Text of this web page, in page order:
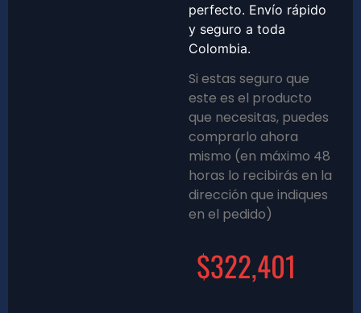
perfecto. Envío rápido
y seguro a toda
Colombia.
Si estas seguro que
este es el producto
que necesitas, puedes
comprarlo ahora
mismo (en máximo 48
horas lo recibirás en la
dirección que indiques
en el pedido)
$322,401